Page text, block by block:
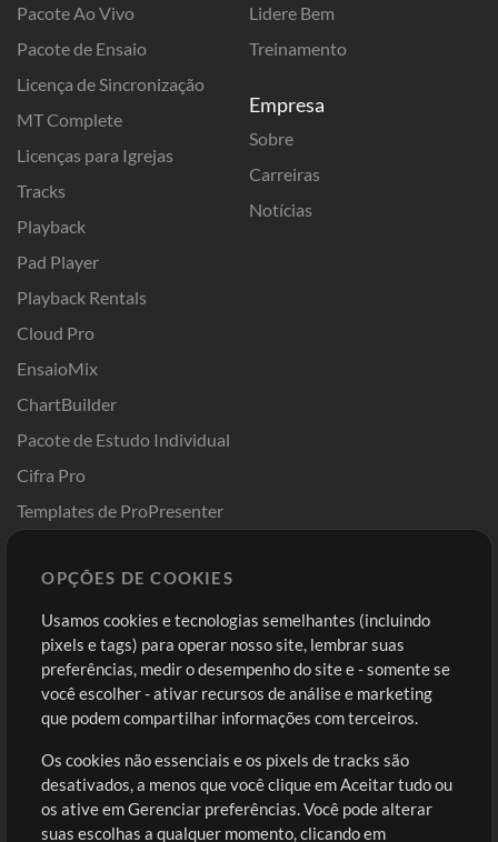
Pacote Ao Vivo
Pacote de Ensaio
Licença de Sincronização
MT Complete
Licenças para Igrejas
Tracks
Playback
Pad Player
Playback Rentals
Cloud Pro
EnsaioMix
ChartBuilder
Pacote de Estudo Individual
Cifra Pro
Templates de ProPresenter
Lidere Bem
Treinamento
Empresa
Sobre
Carreiras
Notícias
Comprar Créditos
Conteúdo Grátis
Solicite uma Música
Extras
Sessões
Envie seu conteúdo
Entre
Cadastre-se
Ir ao carrinho
OPÇÕES DE COOKIES
Usamos cookies e tecnologias semelhantes (incluindo
pixels e tags) para operar nosso site, lembrar suas
preferências, medir o desempenho do site e - somente se
você escolher - ativar recursos de análise e marketing
que podem compartilhar informações com terceiros.
Os cookies não essenciais e os pixels de tracks são
desativados, a menos que você clique em Aceitar tudo ou
os ative em Gerenciar preferências. Você pode alterar
suas escolhas a qualquer momento, clicando em